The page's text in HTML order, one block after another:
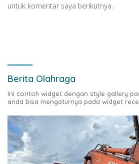
untuk komentar saya berikutnya.
Berita Olahraga
Ini contoh widget dengan style gallery
anda bisa mengaturnya pada widget